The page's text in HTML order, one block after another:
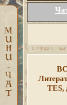
TES,